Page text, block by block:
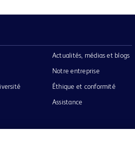
Actualités, médias et blogs
Notre entreprise
Éthique et conformité
Assistance